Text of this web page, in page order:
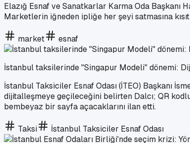
Elazığ Esnaf ve Sanatkarlar Karma Oda
Marketlerin iğneden ipliğe her şeyi satmasına
market esnaf
İstanbul taksilerinde "Singapur Modeli" dönemi:
İstanbul Taksiciler Esnaf Odası (İTEO) Başkanı
dijitalleşmeye geçileceğini belirten Dalcı; QR
bembeyaz bir sayfa açacaklarını ilan etti.
Taksi İstanbul Taksiciler Esnaf Odası